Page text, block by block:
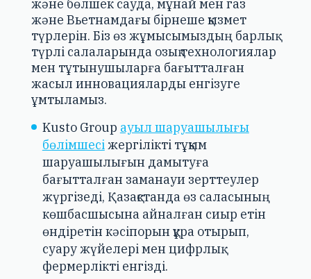
және бөлшек сауда, мұнай мен газ
және Вьетнамдағы бірнеше қызмет
түрлерін. Біз өз жұмысымыздың барлық
түрлі салаларында озық технологиялар
мен тұтынушыларға бағытталған
жасыл инновацияларды енгізуге
ұмтыламыз.
Kusto Group ауыл шаруашылығы
бөлімшесіжергілікті тұқым
шаруашылығын дамытуға
бағытталған заманауи зерттеулер
жүргізеді, Қазақстанда өз саласының
көшбасшысына айналған сиыр етін
өндіретін кәсіпорын құра отырып,
суару жүйелері мен цифрлық
фермерлікті енгізді.